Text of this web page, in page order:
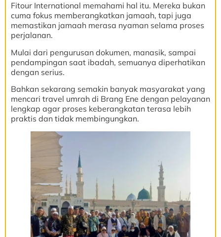
Fitour International memahami hal itu. Mereka bukan
cuma fokus memberangkatkan jamaah, tapi juga
memastikan jamaah merasa nyaman selama proses
perjalanan.
Mulai dari pengurusan dokumen, manasik, sampai
pendampingan saat ibadah, semuanya diperhatikan
dengan serius.
Bahkan sekarang semakin banyak masyarakat yang
mencari travel umrah di Brang Ene dengan pelayanan
lengkap agar proses keberangkatan terasa lebih
praktis dan tidak membingungkan.